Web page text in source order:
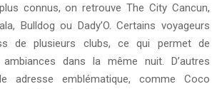
connus, on retrouve The City Cancun,
Bulldog ou Dady’O. Certains voyageurs
de plusieurs clubs, ce qui permet de
dans la même nuit. D’autres
adresse emblématique, comme Coco